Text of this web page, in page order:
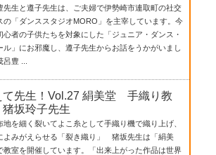
先生と遵子先生は、ご夫婦で伊勢崎市連取町の社交
の「ダンススタジオMORO」を主宰しています。今
心者の子供たちを対象にした「ジュニア・ダンス・
ル」にお邪魔し、遵子先生からお話をうかがいまし
豊 ...
て先生！Vol.27 絹美堂 手織り教
坂玲子先生
地を細く裂いてよこ糸として手織り機で織り上げ、
よみがえらせる「裂き織り」 猪坂先生は「絹美
教室を開催しています。「出来上がった作品は世界